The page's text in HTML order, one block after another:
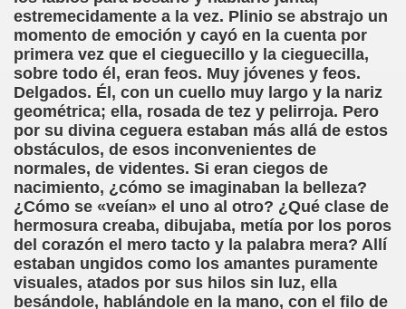
estremecidamente a la vez. Plinio se abstrajo un
momento de emoción y cayó en la cuenta por
primera vez que el cieguecillo y la cieguecilla,
sobre todo él, eran feos. Muy jóvenes y feos.
Delgados. Él, con un cuello muy largo y la nariz
geométrica; ella, rosada de tez y pelirroja. Pero
por su divina ceguera estaban más allá de estos
obstáculos, de esos inconvenientes de
normales, de videntes. Si eran ciegos de
nacimiento, ¿cómo se imaginaban la belleza?
¿Cómo se «veían» el uno al otro? ¿Qué clase de
hermosura creaba, dibujaba, metía por los poros
del corazón el mero tacto y la palabra mera? Allí
estaban ungidos como los amantes puramente
visuales, atados por sus hilos sin luz, ella
besándole, hablándole en la mano, con el filo de
Lectobraillístico (Egosan)
Otero)
ajedrecistas ciegos (Roberto Enjuto)
Martín Figueroa)
Ángel Vázquez)